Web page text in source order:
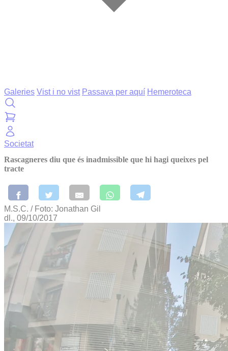
Galeries Vist i no vist Passava per aquí Hemeroteca
Societat
Rascagneres diu que és inadmissible que hi hagi queixes pel
tracte
M.S.C. / Foto: Jonathan Gil
dl., 09/10/2017